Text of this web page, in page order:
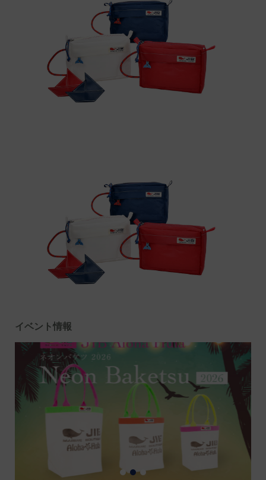
イベント情報
1 2 3